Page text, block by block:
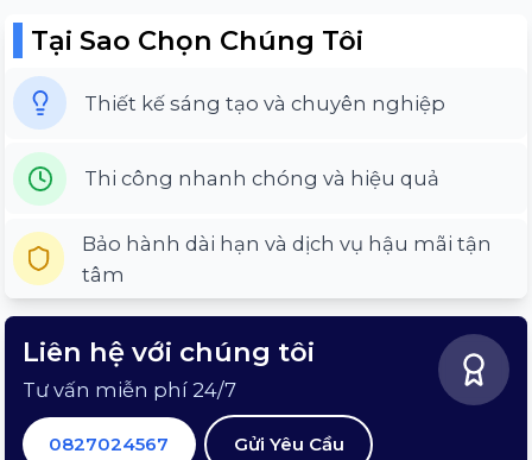
Tại Sao Chọn Chúng Tôi
Thiết kế sáng tạo và chuyên nghiệp
Thi công nhanh chóng và hiệu quả
Bảo hành dài hạn và dịch vụ hậu mãi tận
tâm
Liên hệ với chúng tôi
Tư vấn miễn phí 24/7
0827024567 Gửi Yêu Cầu